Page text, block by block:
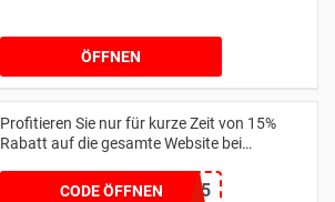
ÖFFNEN
Profitieren Sie nur für kurze Zeit von 15%
Rabatt auf die gesamte Website bei
CODE ÖFFNENBAGS15